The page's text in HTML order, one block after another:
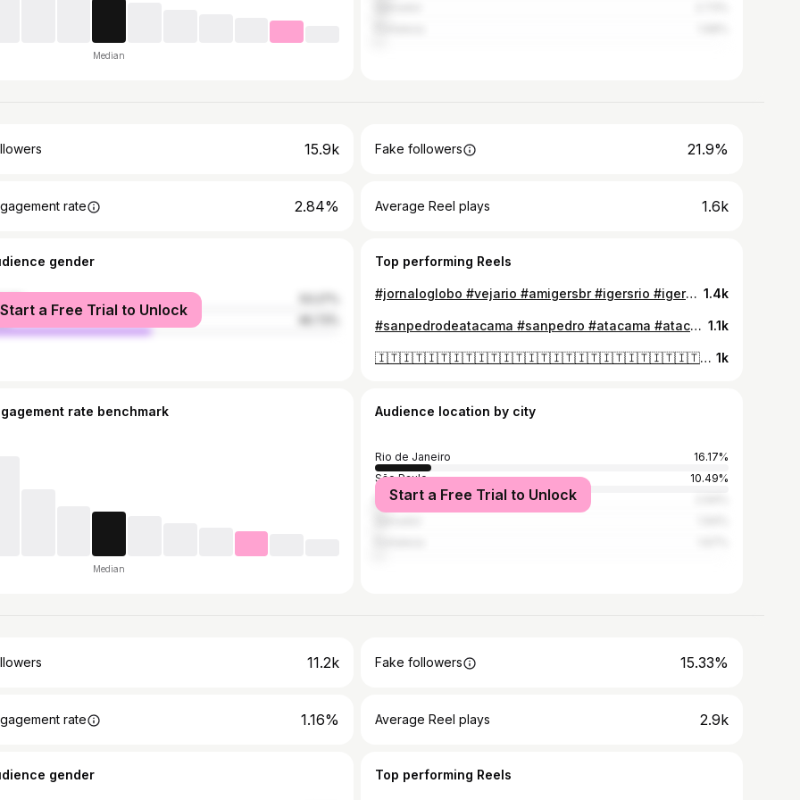
Median
15.9k Fake followers 21.9%
rate 2.84% Average Reel plays 1.6k
gender
Start a Free Trial to Unlock
Top performing Reels
#jornaloglobo #vejario #amigersbr #igersrio #igersbrasil #sunsetphotography #napraiario #bestbeach #rioeuteamo #rioeuamoeucuido #registrocarioca #summerfest #summerday #sunset_united #dronestagram #sunset_ig #sunset_lovers #sunset🌅 #sunset_vision #sunset #sunset_stream #barradatijuca #praias #errejota #errejotaoficial #riodejaneirotop #skyisthelimit #sky☁ #skyline #rj 1.4k
#sanpedrodeatacama #sanpedro #atacama #atacamadesert #desertodoatacama #desiertodeatacama #atacamatrips #chile #chile🇨🇱 #desierto #skyfullofstars #nightnight #nightscape #nightshot #nightshooters #night #fulloflife #milkway #vialactea #skyline #sky #nightskies 1.1k
🇮🇹🇮🇹🇮🇹🇮🇹🇮🇹🇮🇹🇮🇹🇮🇹🇮🇹🇮🇹🇮🇹🇮🇹🇮🇹🇮🇹🇮🇹🇮🇹 #italy #italy🇮🇹 #italia #italian #italya #tropea #ilmare #mare #praia #praiana #marazul #blueocean #tropeabeach #maredisicilia #🇮🇹 #🇮🇹italy #🇮🇹❤️ #sicilia #sicily #calabria #calabria_love #bellaitalia🇮🇹 #ciao #grazie #ig_sicilia #ig_sicily #eurotrip #sicilypictures #ilovesicily 🇮🇹🇮🇹🇮🇹🇮🇹🇮🇹🇮🇹🇮🇹🇮🇹🇮🇹🇮🇹🇮🇹🇮🇹🇮🇹🇮🇹🇮🇹🇮🇹 1k
rate benchmark
Median
Audience location by city
Rio de Janeiro
16.17%
São Paulo
10.49%
Belo Horizonte
Start a Free Trial to Unlock
11.2k Fake followers 15.33%
rate 1.16% Average Reel plays 2.9k
gender Top performing Reels